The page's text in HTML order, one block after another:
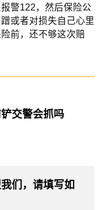
警122，然后保险公
或者对损失自己心里
前，还不够这次赔
交警会抓吗
们，请填写如